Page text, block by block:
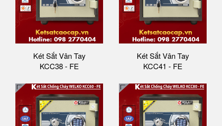
Két Sắt Vân Tay
KCC38 - FE
Két Sắt Vân Tay
KCC41 - FE